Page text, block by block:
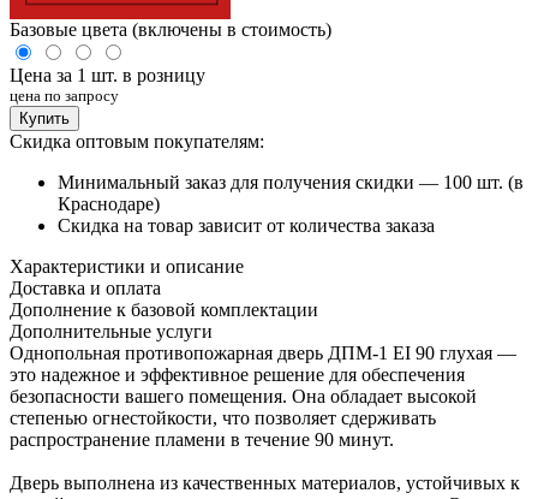
Базовые цвета (включены в стоимость)
Цена за 1 шт. в розницу
цена по запросу
Купить
Скидка оптовым покупателям:
Минимальный заказ для получения скидки — 100 шт. (в
Краснодаре)
Скидка на товар зависит от количества заказа
Характеристики и описание
Доставка и оплата
Дополнение к базовой комплектации
Дополнительные услуги
Однопольная противопожарная дверь ДПМ-1 EI 90 глухая —
это надежное и эффективное решение для обеспечения
безопасности вашего помещения. Она обладает высокой
степенью огнестойкости, что позволяет сдерживать
распространение пламени в течение 90 минут.
Дверь выполнена из качественных материалов, устойчивых к